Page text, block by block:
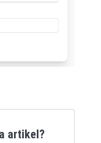
artikel?